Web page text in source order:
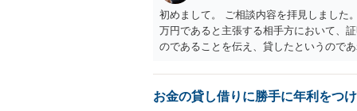
初めまして。 ご相談内容を拝見しました
万円であると主張する相手方において、
のであることを伝え、貸したというので
お金の貸し借りに勝手に年利をつ